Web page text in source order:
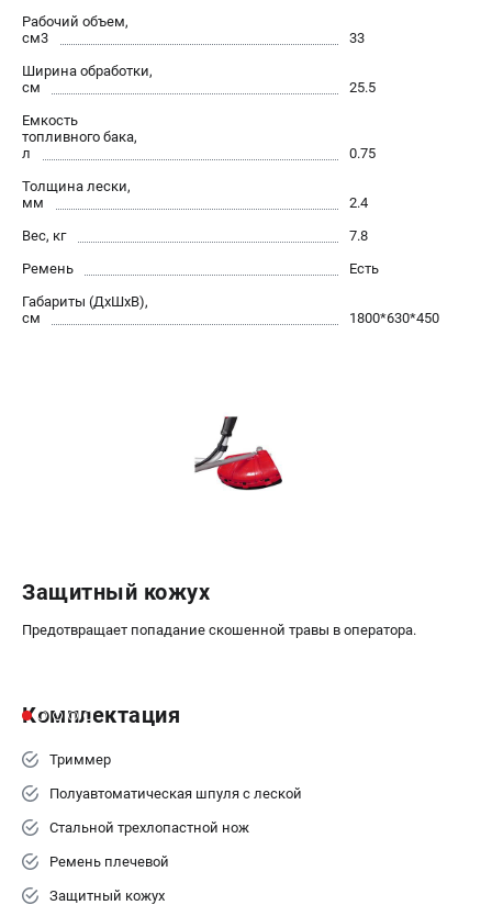
Принадлежности и аксессуары
Расходные материалы
Садовые райдеры
Садовые тракторы
Средства защиты
ТЕЛЕФОН (САНКТ-ПЕТЕРБУРГ)
+7 (812) 615-80-17
Информация размещённая на сайте не является публичной
сб - с 10:00 до 18:00
вс - выходной
ЗАКАЗ ЗАПЧАСТЕЙ
Рабочий объем,
см3
33
Ширина обработки,
см
25.5
Емкость
топливного бака,
л
0.75
Толщина лески,
мм
2.4
Вес, кг
7.8
Ремень
Есть
Габариты (ДхШхВ),
см
1800*630*450
Защитный кожух
Предотвращает попадание скошенной травы в оператора.
Комплектация
Триммер
Полуавтоматическая шпуля с леской
Стальной трехлопастной нож
Ремень плечевой
Защитный кожух